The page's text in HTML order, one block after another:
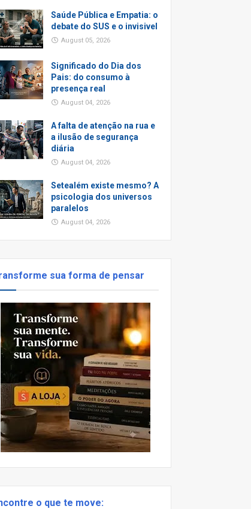
Saúde Pública e Empatia: o
debate do SUS e o invisivel
August 05, 2026
Significado do Dia dos
Pais: do consumo à
presença real
August 04, 2026
A falta de atenção na rua e
a ilusão de segurança
diária
August 04, 2026
Setealém existe mesmo? A
psicologia dos universos
paralelos
August 04, 2026
sua forma de pensar
o que te move: